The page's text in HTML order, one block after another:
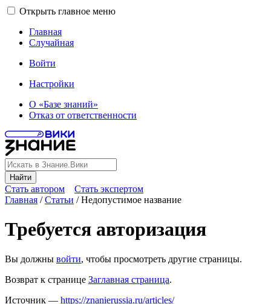
Открыть главное меню
Главная
Случайная
Войти
Настройки
О «Базе знаний»
Отказ от ответственности
Найти
Стать автором Стать экспертом
Главная /Статьи /Недопустимое название
Требуется авторизация
Вы должны войти, чтобы просмотреть другие страницы.
Возврат к странице Заглавная страница.
Источник — https://znanierussia.ru/articles/